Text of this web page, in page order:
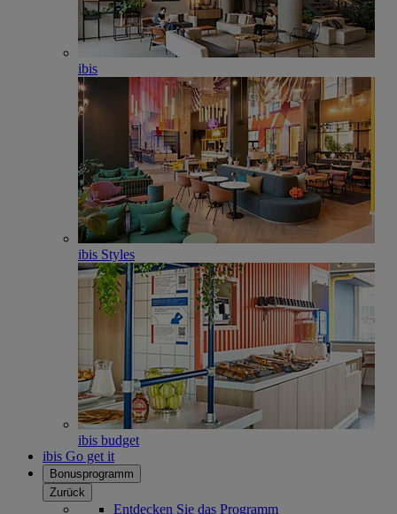
ibis
ibis Styles
ibis budget
ibis Go get it
Bonusprogramm
Zurück
Entdecken Sie das Programm